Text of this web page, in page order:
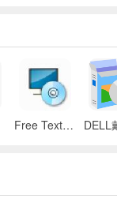
Free Text to Speech